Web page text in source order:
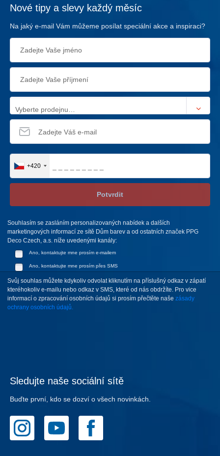
Nové tipy a slevy každý měsíc
Na jaký e-mail Vám můžeme posílat speciální akce a inspiraci?
Vyberte prodejnu…
+420
Potvrdit
Souhlasím se zasláním personalizovaných nabídek a dalších
marketingových informací ze sítě Dům barev a od ostatních značek PPG
Deco Czech, a.s. níže uvedenými kanály:
Ano, kontaktujte mne prosím e-mailem
Ano, kontaktujte mne prosím přes SMS
Svůj souhlas můžete kdykoliv odvolat kliknutím na příslušný odkaz v zápatí
kteréhokoliv e-mailu nebo odkaz v SMS, které od nás obdržíte. Pro vice
informací o zpracování osobních údajů si prosím přečtěte naše zásady
ochrany osobních údajů.
Sledujte naše sociální sítě
Buďte první, kdo se dozví o všech novinkách.